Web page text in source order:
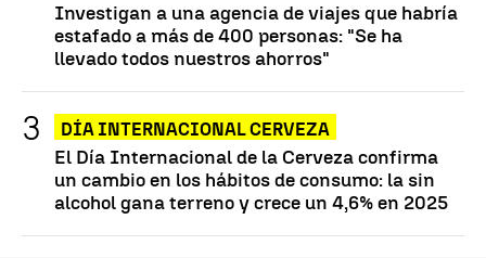
Investigan a una agencia de viajes que habría
estafado a más de 400 personas: "Se ha
llevado todos nuestros ahorros"
DÍA INTERNACIONAL CERVEZA
El Día Internacional de la Cerveza confirma
un cambio en los hábitos de consumo: la sin
alcohol gana terreno y crece un 4,6% en 2025